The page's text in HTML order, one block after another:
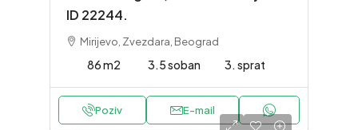
ID 22244.
Mirijevo, Zvezdara, Beograd
86 m2 3.5 soban 3. sprat
Poziv E-mail